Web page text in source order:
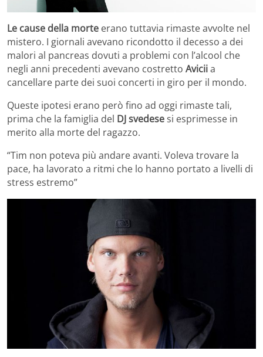
Le cause della morte erano tuttavia rimaste avvolte nel
mistero. I giornali avevano ricondotto il decesso a dei
malori al pancreas dovuti a problemi con l’alcool che
negli anni precedenti avevano costretto Aviciia
cancellare parte dei suoi concerti in giro per il mondo.
Queste ipotesi erano però fino ad oggi rimaste tali,
prima che la famiglia del DJ svedesesi esprimesse in
merito alla morte del ragazzo.
“Tim non poteva più andare avanti. Voleva trovare la
pace, ha lavorato a ritmi che lo hanno portato a livelli di
stress estremo”